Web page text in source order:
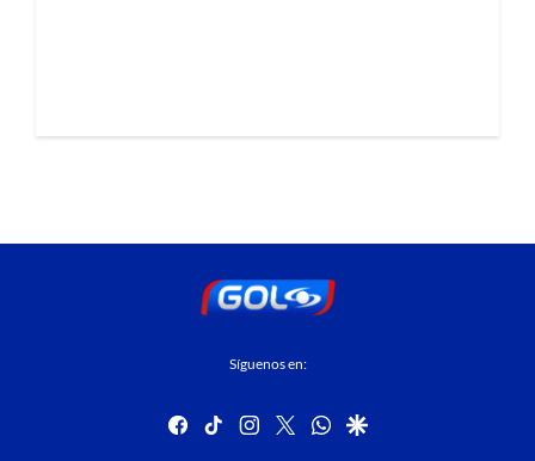
Síguenos en:
facebook
tiktok instagram
twitterwhatsapp
google